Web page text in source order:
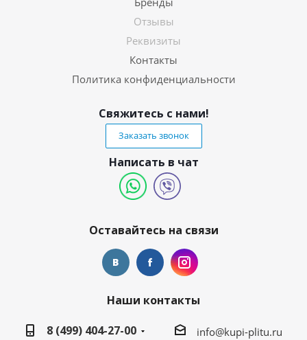
Отзывы
Реквизиты
Контакты
Политика конфиденциальности
Свяжитесь с нами!
Заказать звонок
Написать в чат
Оставайтесь на связи
Наши контакты
8 (499) 404-27-00
info@kupi-plitu.ru